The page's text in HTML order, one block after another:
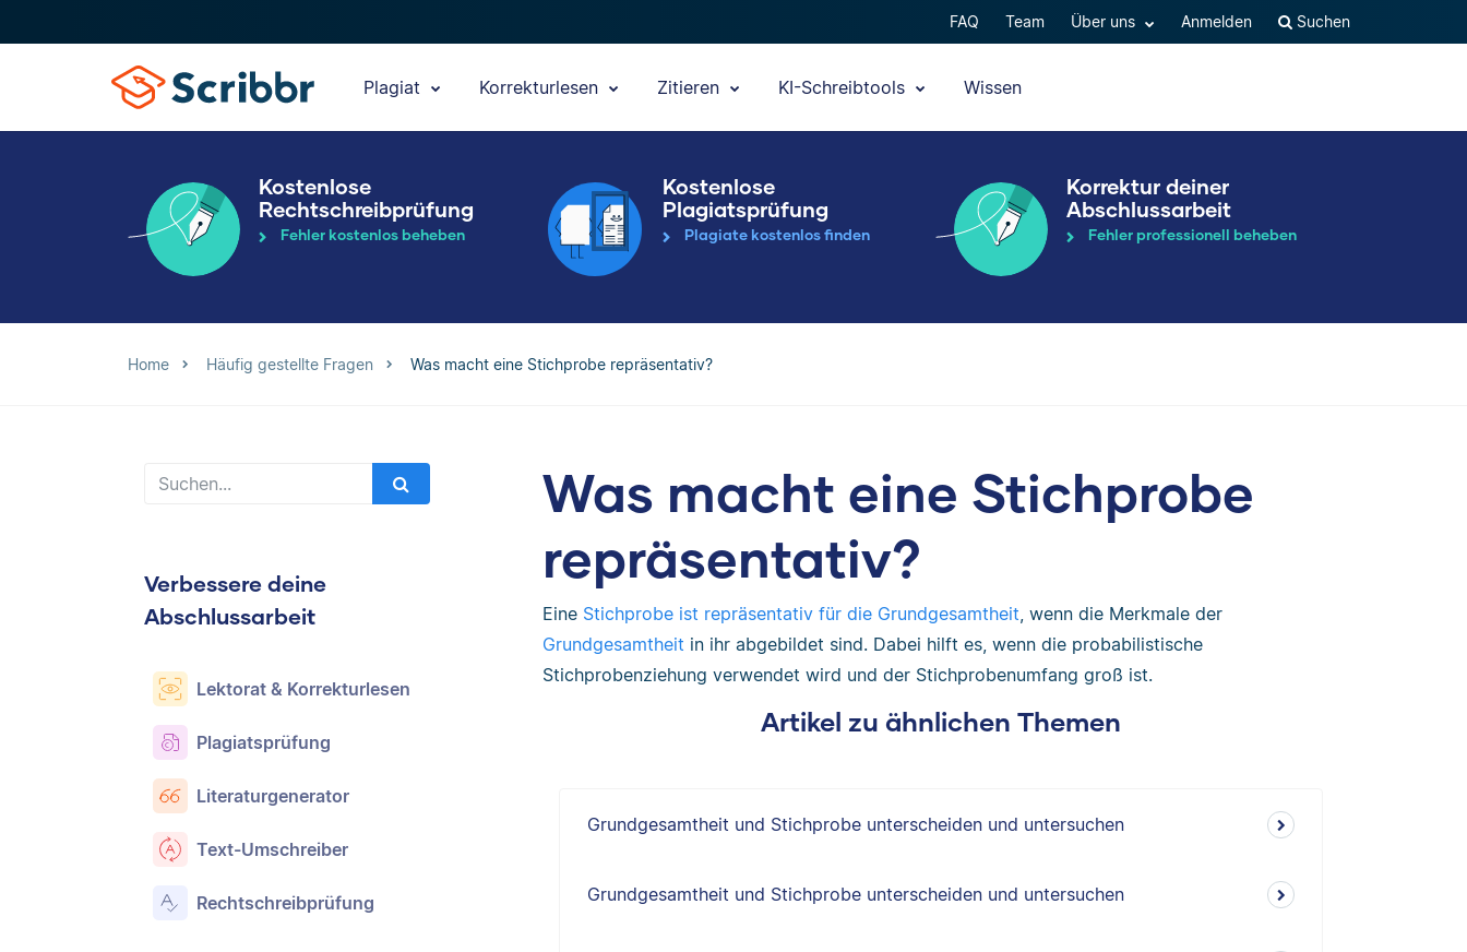
FAQ Team Über uns Anmelden Suchen
Plagiat Korrekturlesen Zitieren KI-Schreibtools Wissen
Kostenlose
Rechtschreibprüfung
Fehler kostenlos beheben
Kostenlose
Plagiatsprüfung
Plagiate kostenlos finden
Korrektur deiner
Abschlussarbeit
Fehler professionell beheben
Home Häufig gestellte Fragen Was macht eine Stichprobe repräsentativ?
Verbessere deine
Abschlussarbeit
Lektorat & Korrekturlesen
Plagiatsprüfung
Literaturgenerator
Text-Umschreiber
Rechtschreibprüfung
Was macht eine Stichprobe
repräsentativ?
EineStichprobe ist repräsentativ für die Grundgesamtheit, wenn die Merkmale der
Grundgesamtheit in ihr abgebildet sind. Dabei hilft es, wenn die probabilistische
Stichprobenziehung verwendet wird und der Stichprobenumfang groß ist.
Artikel zu ähnlichen Themen
Grundgesamtheit und Stichprobe unterscheiden und untersuchen
Grundgesamtheit und Stichprobe unterscheiden und untersuchen